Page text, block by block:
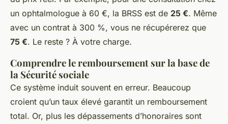
un ophtalmologue à 60 €, la BRSS est de 25 €. Même
avec un contrat à 300 %, vous ne récupérerez que
75 €. Le reste ? À votre charge.
Comprendre le remboursement sur la base de
la Sécurité sociale
Ce système induit souvent en erreur. Beaucoup
croient qu’un taux élevé garantit un remboursement
total. Or, plus les dépassements d’honoraires sont